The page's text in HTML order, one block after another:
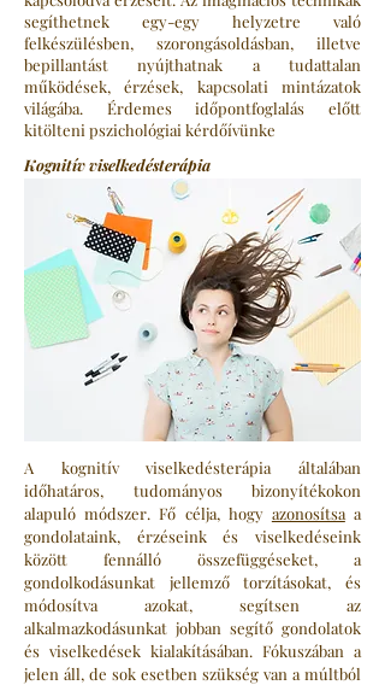
segíthetnek egy-egy helyzetre való
felkészülésben, szorongásoldásban, illetve
bepillantást nyújthatnak a tudattalan
működések, érzések, kapcsolati mintázatok
világába. Érdemes időpontfoglalás előtt
kitölteni pszichológiai kérdőívünke
Kognitív viselkedésterápia
A kognitív viselkedésterápia általában
időhatáros, tudományos bizonyítékokon
alapuló módszer. Fő célja, hogy azonosítsaa
gondolataink, érzéseink és viselkedéseink
között fennálló összefüggéseket, a
gondolkodásunkat jellemző torzításokat, és
módosítva azokat, segítsen az
alkalmazkodásunkat jobban segítő gondolatok
és viselkedések kialakításában. Fókuszában a
jelen áll, de sok esetben szükség van a múltból